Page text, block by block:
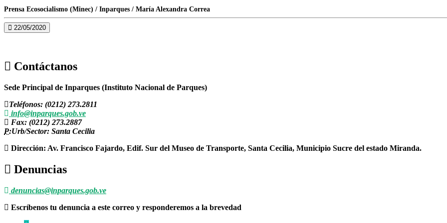
Prensa Ecosocialismo (Minec) / Inparques / María Alexandra Correa
22/05/2020
Contáctanos
Sede Principal de Inparques (Instituto Nacional de Parques)
Teléfonos: (0212) 273.2811
info@inparques.gob.ve
Fax: (0212) 273.2887
P:Urb/Sector: Santa Cecilia
Dirección: Av. Francisco Fajardo, Edif. Sur del Museo de Transporte, Santa Cecilia, Municipio Sucre del estado Miranda.
Denuncias
denuncias@inparques.gob.ve
Escríbenos tu denuncia a este correo y responderemos a la brevedad